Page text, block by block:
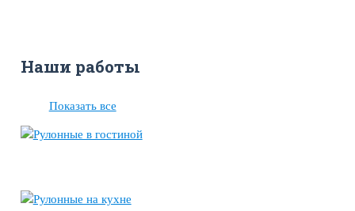
Наши работы
Показать все